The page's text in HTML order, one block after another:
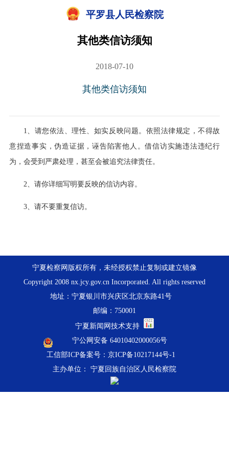
平罗县人民检察院
其他类信访须知
2018-07-10
其他类信访须知
1、请您依法、理性、如实反映问题。依照法律规定，不得故
意捏造事实，伪造证据，诬告陷害他人。借信访实施违法违纪行
为，会受到严肃处理，甚至会被追究法律责任。
2、请你详细写明要反映的信访内容。
3、请不要重复信访。
宁夏检察网版权所有，未经授权禁止复制或建立镜像
Copyright 2008 nx.jcy.gov.cn Incorporated. All rights reserved
地址：宁夏银川市兴庆区北京东路41号
邮编：750001
宁夏新闻网技术支持
宁公网安备 64010402000056号
工信部ICP备案号：京ICP备10217144号-1
主办单位： 宁夏回族自治区人民检察院